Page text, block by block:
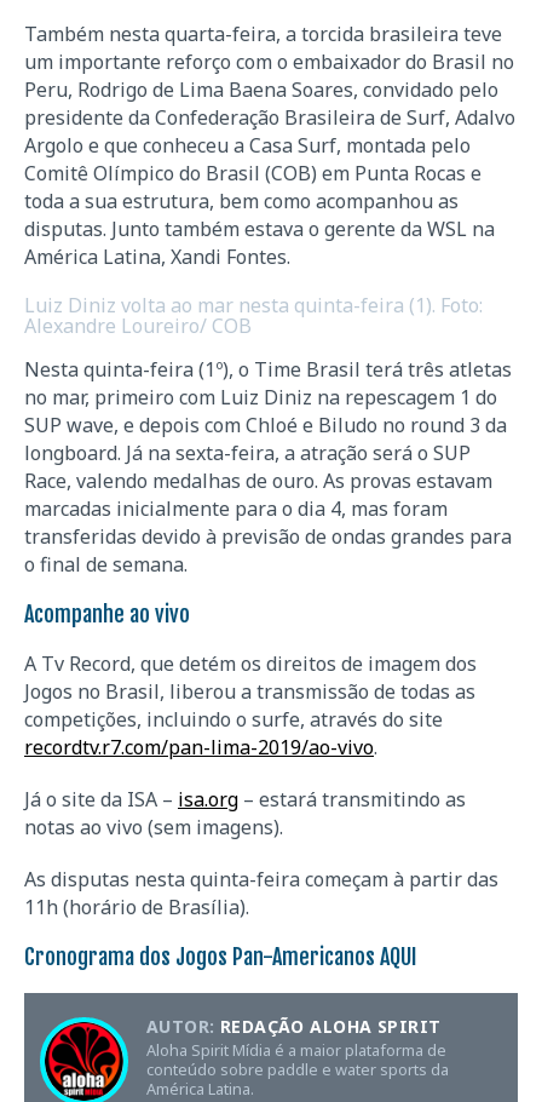
Também nesta quarta-feira, a torcida brasileira teve
um importante reforço com o embaixador do Brasil no
Peru, Rodrigo de Lima Baena Soares, convidado pelo
presidente da Confederação Brasileira de Surf, Adalvo
Argolo e que conheceu a Casa Surf, montada pelo
Comitê Olímpico do Brasil (COB) em Punta Rocas e
toda a sua estrutura, bem como acompanhou as
disputas. Junto também estava o gerente da WSL na
América Latina, Xandi Fontes.
Luiz Diniz volta ao mar nesta quinta-feira (1). Foto:
Alexandre Loureiro/ COB
Nesta quinta-feira (1º), o Time Brasil terá três atletas
no mar, primeiro com Luiz Diniz na repescagem 1 do
SUP wave, e depois com Chloé e Biludo no round 3 da
longboard. Já na sexta-feira, a atração será o SUP
Race, valendo medalhas de ouro. As provas estavam
marcadas inicialmente para o dia 4, mas foram
transferidas devido à previsão de ondas grandes para
o final de semana.
Acompanhe ao vivo
A Tv Record, que detém os direitos de imagem dos
Jogos no Brasil, liberou a transmissão de todas as
competições, incluindo o surfe, através do site
recordtv.r7.com/pan-lima-2019/ao-vivo.
Já o site da ISA – isa.org – estará transmitindo as
notas ao vivo (sem imagens).
As disputas nesta quinta-feira começam à partir das
11h (horário de Brasília).
Cronograma dos Jogos Pan-Americanos AQUI
AUTOR: REDAÇÃO ALOHA SPIRIT
Aloha Spirit Mídia é a maior plataforma de
conteúdo sobre paddle e water sports da
América Latina.